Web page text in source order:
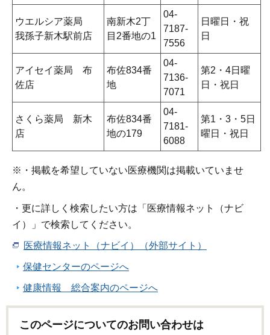
ウエルシア薬局
我孫子新木駅前店
南新木2丁
目2番地の1
04-
7187-
7556
日曜日・祝
日
アイセイ薬局 布
佐店
布佐834番
地
04-
7136-
7071
第2・4日曜
日・祝日
さくら薬局 新木
店
布佐834番
地の179
04-
7181-
6088
第1・3・5日
曜日・祝日
※・掲載を希望していない医療機関は掲載いていませ
ん。
・更に詳しく検索したい方は「医療情報ネット（ナビ
イ）」で検索してください。
医療情報ネット（ナビイ）（外部サイト）
保健センターのページへ
健康情報 総合案内のページへ
このページについてのお問い合わせは